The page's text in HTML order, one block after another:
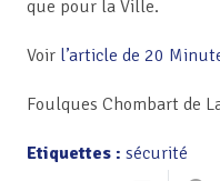
que pour la Ville.
Voir l’article de 20
Foulques Chombart de
Etiquettes : sécurité